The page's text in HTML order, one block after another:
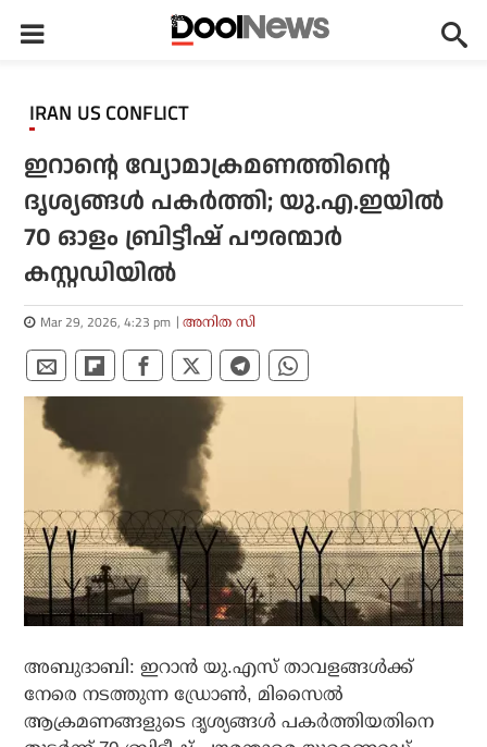
IRAN US CONFLICT
ഇറാന്റെ വ്യോമാക്രമണത്തിന്റെ
ദൃശ്യങ്ങള്‍ പകര്‍ത്തി; യു.എ.ഇയില്‍
70 ഓളം ബ്രിട്ടീഷ് പൗരന്മാര്‍
കസ്റ്റഡിയില്‍
Mar 29, 2026, 4:23 pm അനിത സി
അബുദാബി: ഇറാന്‍ യു.എസ് താവളങ്ങള്‍ക്ക്
നേരെ നടത്തുന്ന ഡ്രോണ്‍, മിസൈല്‍
ആക്രമണങ്ങളുടെ ദൃശ്യങ്ങള്‍ പകര്‍ത്തിയതിനെ